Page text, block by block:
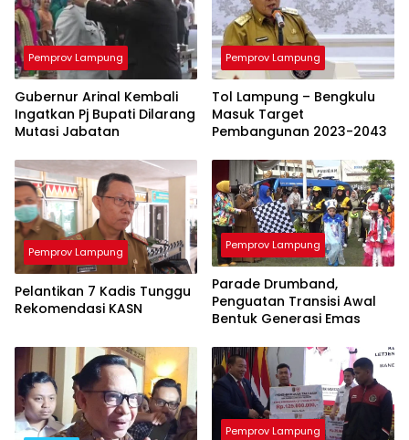
Pemprov Lampung
Gubernur Arinal Kembali
Ingatkan Pj Bupati Dilarang
Mutasi Jabatan
Pemprov Lampung
Tol Lampung – Bengkulu
Masuk Target
Pembangunan 2023-2043
Pemprov Lampung
Pelantikan 7 Kadis Tunggu
Rekomendasi KASN
Pemprov Lampung
Parade Drumband,
Penguatan Transisi Awal
Bentuk Generasi Emas
Pemprov Lampung